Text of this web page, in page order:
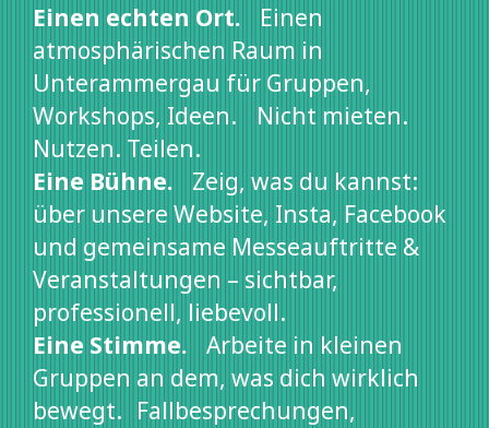
Einen echten Ort.
Einen
atmosphärischen Raum in
Unterammergau für Gruppen,
Workshops, Ideen. Nicht mieten.
Nutzen. Teilen.
Eine Bühne.
Zeig, was du kannst:
über unsere Website, Insta, Facebook
und gemeinsame Messeauftritte &
Veranstaltungen – sichtbar,
professionell, liebevoll.
Eine Stimme.
Arbeite in kleinen
Gruppen an dem, was dich wirklich
bewegt. Fallbesprechungen,